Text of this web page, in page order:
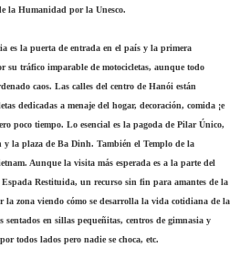
la Humanidad por la Unesco.
es la puerta de entrada en el país y la primera
su tráfico imparable de motocicletas, aunque todo
caos. Las calles del centro de Hanói están
dedicadas a menaje del hogar, decoración, comida ¡e
poco tiempo. Lo esencial es la pagoda de Pilar Único,
la plaza de Ba Dinh. También el Templo de la
Aunque la visita más esperada es a la parte del
Restituida, un recurso sin fin para amantes de la
zona viendo cómo se desarrolla la vida cotidiana de la
sentados en sillas pequeñitas, centros de gimnasia y
todos lados pero nadie se choca, etc.